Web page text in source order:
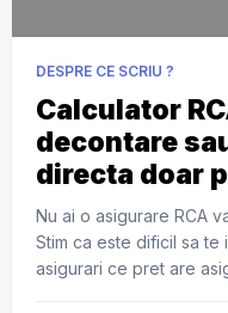
DESPRE CE SCRIU ?
Calculator
decontare
directa doar
Nu ai o asigurare RCA
Stim ca este dificil sa
asigurari ce pret are